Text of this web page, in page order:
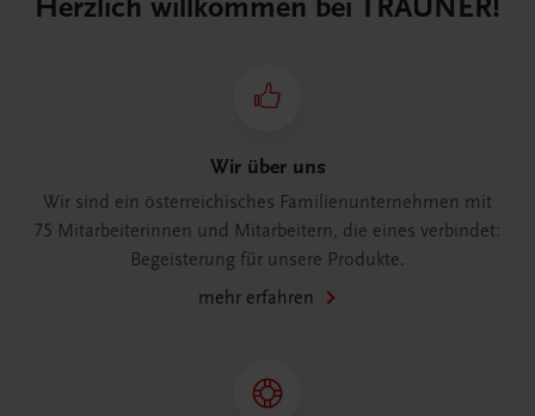
Herzlich willkommen bei TRAUNER!
Wir über uns
Wir sind ein österreichisches Familienunternehmen mit
75 Mitarbeiterinnen und Mitarbeitern, die eines verbindet:
Begeisterung für unsere Produkte.
mehr erfahren